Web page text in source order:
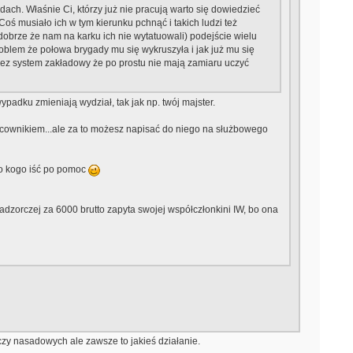
Właśnie Ci, którzy już nie pracują warto się dowiedzieć
musiało ich w tym kierunku pchnąć i takich ludzi też
że nam na karku ich nie wytatuowali) podejście wielu
że połowa brygady mu się wykruszyła i jak już mu się
system zakładowy że po prostu nie mają zamiaru uczyć
zmieniają wydział, tak jak np. twój majster.
za to możesz napisać do niego na służbowego
kogo iść po pomoc
za 6000 brutto zapyta swojej współczłonkini IW, bo ona
nasadowych ale zawsze to jakieś działanie.